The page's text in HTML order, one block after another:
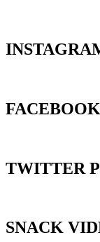
TWITTER
SNACK